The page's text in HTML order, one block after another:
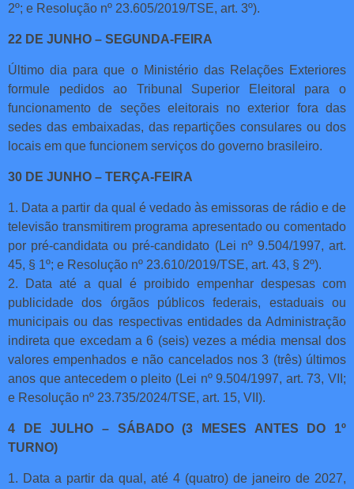
2º; e Resolução nº 23.605/2019/TSE, art. 3º).
22 DE JUNHO – SEGUNDA-FEIRA
Último dia para que o Ministério das Relações Exteriores
formule pedidos ao Tribunal Superior Eleitoral para o
funcionamento de seções eleitorais no exterior fora das
sedes das embaixadas, das repartições consulares ou dos
locais em que funcionem serviços do governo brasileiro.
30 DE JUNHO – TERÇA-FEIRA
1. Data a partir da qual é vedado às emissoras de rádio e de
televisão transmitirem programa apresentado ou comentado
por pré-candidata ou pré-candidato (Lei nº 9.504/1997, art.
45, § 1º; e Resolução nº 23.610/2019/TSE, art. 43, § 2º).
2. Data até a qual é proibido empenhar despesas com
publicidade dos órgãos públicos federais, estaduais ou
municipais ou das respectivas entidades da Administração
indireta que excedam a 6 (seis) vezes a média mensal dos
valores empenhados e não cancelados nos 3 (três) últimos
anos que antecedem o pleito (Lei nº 9.504/1997, art. 73, VII;
e Resolução nº 23.735/2024/TSE, art. 15, VII).
4 DE JULHO – SÁBADO (3 MESES ANTES DO 1º
TURNO)
1. Data a partir da qual, até 4 (quatro) de janeiro de 2027,